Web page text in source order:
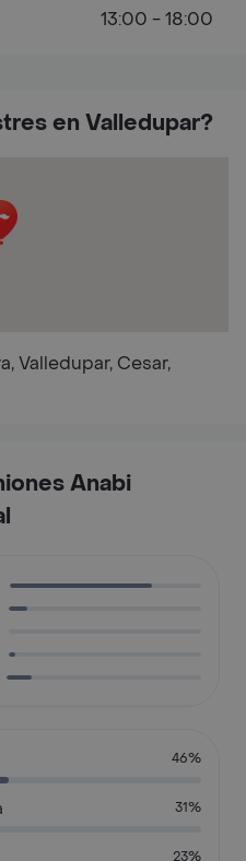
en Valledupar?
Valledupar, Cesar,
13:00 - 18:00
Anabi
46%
31%
23%